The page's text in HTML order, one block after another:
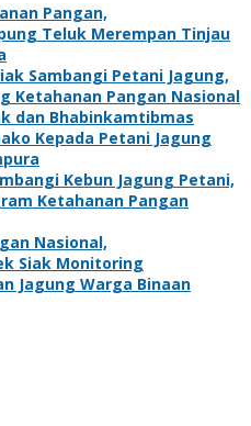
Pangan,
Teluk Merempan Tinjau
Sambangi Petani Jagung,
Ketahanan Pangan Nasional
dan Bhabinkamtibmas
Kepada Petani Jagung
Kebun Jagung Petani,
Ketahanan Pangan
Nasional,
Siak Monitoring
Jagung Warga Binaan